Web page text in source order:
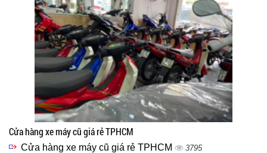
Cửa hàng xe máy cũ giá rẻ TPHCM
Cửa hàng xe máy cũ giá rẻ TPHCM 3795